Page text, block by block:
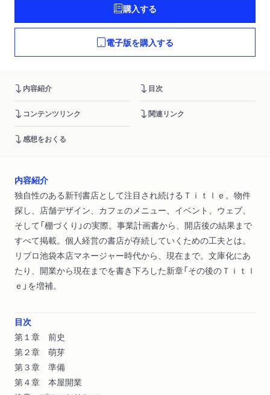
購入する
電子版を購入する
内容紹介 目次
コンテンツリンク 関連リンク
感想をおくる
内容紹介
独自性のある新刊書店として注目され続けるＴｉｔｌｅ。物件
探し、店舗デザイン、カフェのメニュー、イベント、ウェブ、
そして「棚づくり」の実際。事業計画書から、開店後の結果まで
すべて掲載。個人経営の書店が存続していくための工夫とは。
リブロ池袋本店マネージャー時代から、現在まで。文庫化にあ
たり、開業から現在までを書き下ろした新章「その後のＴｉｔｌ
ｅ」を増補。
目次
第１章 前史
第２章 萌芽
第３章 準備
第４章 本屋開業